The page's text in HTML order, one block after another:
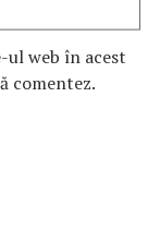
ul web în acest
comentez.